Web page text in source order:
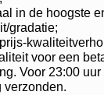
in de hoogste
gradatie;
voor een
Voor 23:00
verzonden.